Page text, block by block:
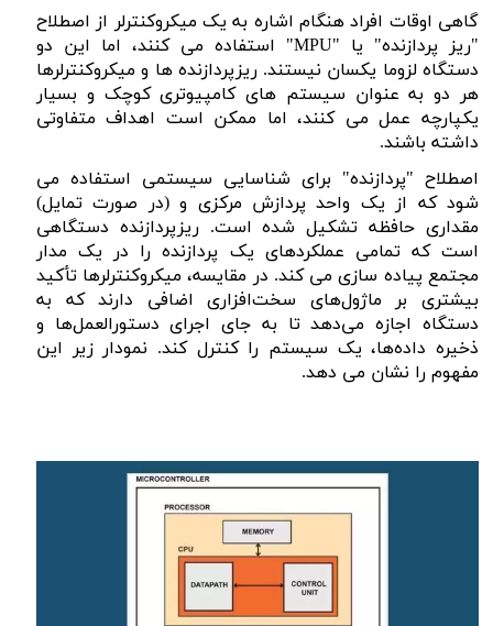
گاهی اوقات افراد هنگام اشاره به یک میکروکنترلر از اصطلاح
"ریز پردازنده" یا "MPU" استفاده می کنند، اما این دو
دستگاه لزوما یکسان نیستند. ریزپردازنده ها و میکروکنترلرها
هر دو به عنوان سیستم های کامپیوتری کوچک و بسیار
یکپارچه عمل می کنند، اما ممکن است اهداف متفاوتی
داشته باشند.
اصطلاح "پردازنده" برای شناسایی سیستمی استفاده می
شود که از یک واحد پردازش مرکزی و (در صورت تمایل)
مقداری حافظه تشکیل شده است. ریزپردازنده دستگاهی
است که تمامی عملکردهای یک پردازنده را در یک مدار
مجتمع پیاده سازی می کند. در مقایسه، میکروکنترلرها تأکید
بیشتری بر ماژول‌های سخت‌افزاری اضافی دارند که به
دستگاه اجازه می‌دهد تا به جای اجرای دستورالعمل‌ها و
ذخیره داده‌ها، یک سیستم را کنترل کند. نمودار زیر این
مفهوم را نشان می دهد.